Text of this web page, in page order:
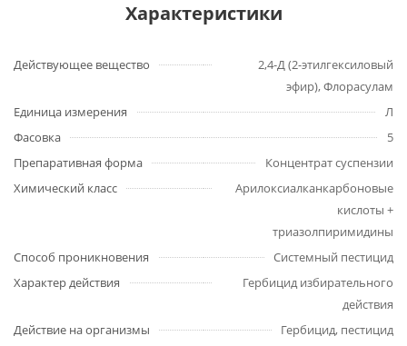
Характеристики
Действующее вещество
2,4-Д (2-этилгексиловый
эфир), Флорасулам
Единица измерения
Л
Фасовка
5
Препаративная форма
Концентрат суспензии
Химический класс
Арилоксиалканкарбоновые
кислоты +
триазолпиримидины
Способ проникновения
Системный пестицид
Характер действия
Гербицид избирательного
действия
Действие на организмы
Гербицид, пестицид